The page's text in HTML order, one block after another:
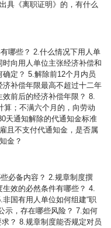
具《离职证明》的，有什么
哪些？ 2.什么情况下用人单
向用人单位主张经济补偿和
定？ 5.解除前12个月内员
补偿年限最高不超过十二年
前后的经济补偿年限？ 8.
算；不满六个月的，向劳动
天通知解除的代通知金标准
且不支付代通知金，是否属
金？
必备内容？ 2.规章制度撰
效的必然条件有哪些？ 4.
国有用人单位如何组建“职
示，存在哪些风险？ 7.如何
？ 8.规章制度能否规定对员